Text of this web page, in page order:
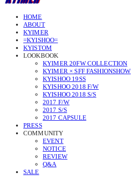
HOME
ABOUT
KYIMER
=KYISHOO=
KYISTOM
LOOKBOOK
KYIMER 20FW COLLECTION
KYIMER × SFF FASHIONSHOW
KYISHOO 19SS
KYISHOO 2018 F/W
KYISHOO 2018 S/S
2017 F/W
2017 S/S
2017 CAPSULE
PRESS
COMMUNITY
EVENT
NOTICE
REVIEW
Q&A
SALE